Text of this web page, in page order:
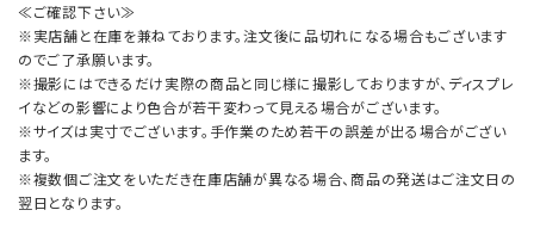
≪ご確認下さい≫
※実店舗と在庫を兼ねております。注文後に品切れになる場合もございます
のでご了承願います。
※撮影にはできるだけ実際の商品と同じ様に撮影しておりますが、ディスプレ
イなどの影響により色合が若干変わって見える場合がございます。
※サイズは実寸でございます。手作業のため若干の誤差が出る場合がござい
ます。
※複数個ご注文をいただき在庫店舗が異なる場合、商品の発送はご注文日の
翌日となります。